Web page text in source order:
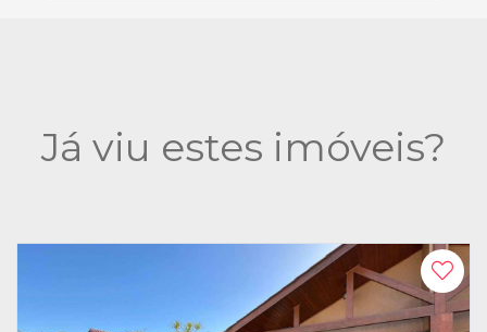
Já viu estes imóveis?